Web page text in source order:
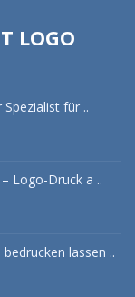
LOGO
für ..
Logo-Druck a ..
lassen ..